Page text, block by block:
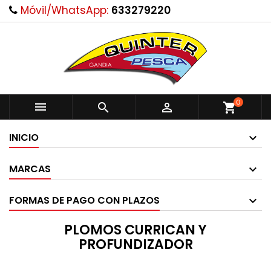
Móvil/WhatsApp: 633279220
   shopping_cart0
INICIO
MARCAS
FORMAS DE PAGO CON PLAZOS
PLOMOS CURRICAN Y
PROFUNDIZADOR